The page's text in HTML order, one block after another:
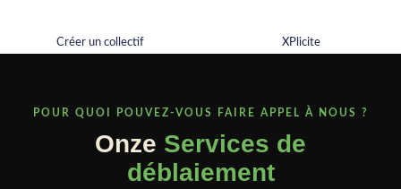
Créer un collectif XPlicite
POUR QUOI POUVEZ-VOUS FAIRE APPEL À NOUS ?
Onze Services de
déblaiement